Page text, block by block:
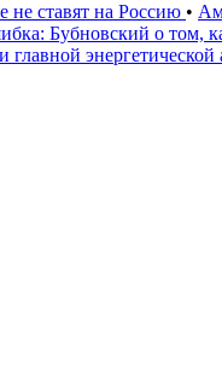
ставят на Россию •
Бубновский о том,
главной